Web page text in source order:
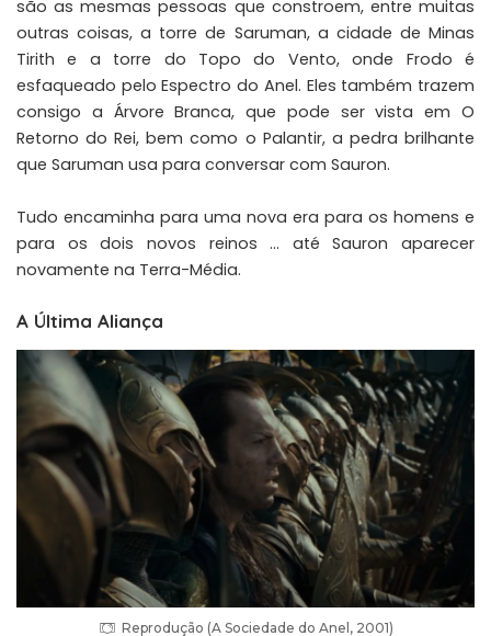
são as mesmas pessoas que constroem, entre muitas
outras coisas, a torre de Saruman, a cidade de Minas
Tirith e a torre do Topo do Vento, onde Frodo é
esfaqueado pelo Espectro do Anel. Eles também trazem
consigo a Árvore Branca, que pode ser vista em O
Retorno do Rei, bem como o Palantir, a pedra brilhante
que Saruman usa para conversar com Sauron.
Tudo encaminha para uma nova era para os homens e
para os dois novos reinos … até Sauron aparecer
novamente na Terra-Média.
A Última Aliança
Reprodução (A Sociedade do Anel, 2001)